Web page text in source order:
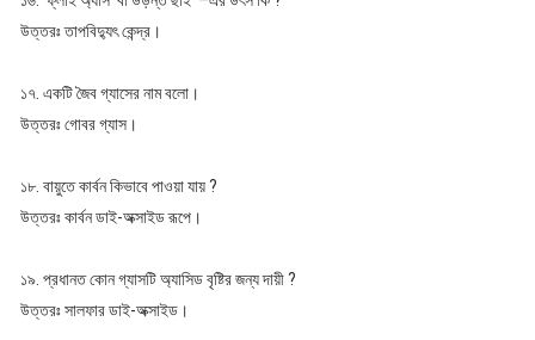
উত্তরঃ তাপবিদ্যুৎ কেন্দ্র।
১৭. একটি জৈব গ্যাসের নাম বলো।
উত্তরঃ গোবর গ্যাস।
১৮. বায়ুতে কার্বন কিভাবে পাওয়া যায় ?
উত্তরঃ কার্বন ডাই-অক্সাইড রূপে।
১৯. প্রধানত কোন গ্যাসটি অ্যাসিড বৃষ্টির জন্য দায়ী ?
উত্তরঃ সালফার ডাই-অক্সাইড।